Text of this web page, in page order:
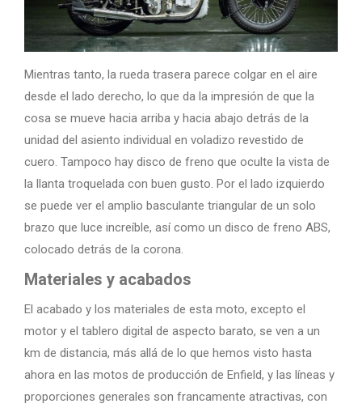
Mientras tanto, la rueda trasera parece colgar en el aire
desde el lado derecho, lo que da la impresión de que la
cosa se mueve hacia arriba y hacia abajo detrás de la
unidad del asiento individual en voladizo revestido de
cuero. Tampoco hay disco de freno que oculte la vista de
la llanta troquelada con buen gusto. Por el lado izquierdo
se puede ver el amplio basculante triangular de un solo
brazo que luce increíble, así como un disco de freno ABS,
colocado detrás de la corona.
Materiales y acabados
El acabado y los materiales de esta moto, excepto el
motor y el tablero digital de aspecto barato, se ven a un
km de distancia, más allá de lo que hemos visto hasta
ahora en las motos de producción de Enfield, y las líneas y
proporciones generales son francamente atractivas, con